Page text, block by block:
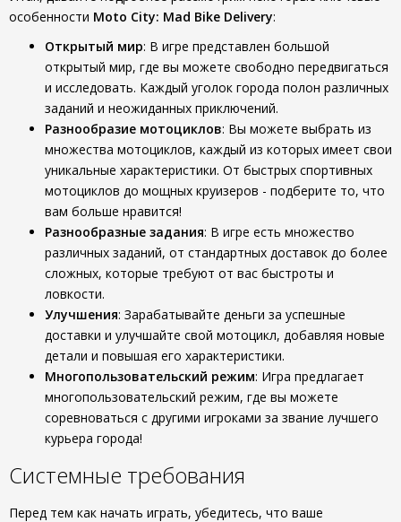
особенности Moto City: Mad Bike Delivery:
Открытый мир: В игре представлен большой
открытый мир, где вы можете свободно передвигаться
и исследовать. Каждый уголок города полон различных
заданий и неожиданных приключений.
Разнообразие мотоциклов: Вы можете выбрать из
множества мотоциклов, каждый из которых имеет свои
уникальные характеристики. От быстрых спортивных
мотоциклов до мощных круизеров - подберите то, что
вам больше нравится!
Разнообразные задания: В игре есть множество
различных заданий, от стандартных доставок до более
сложных, которые требуют от вас быстроты и
ловкости.
Улучшения: Зарабатывайте деньги за успешные
доставки и улучшайте свой мотоцикл, добавляя новые
детали и повышая его характеристики.
Многопользовательский режим: Игра предлагает
многопользовательский режим, где вы можете
соревноваться с другими игроками за звание лучшего
курьера города!
Системные требования
Перед тем как начать играть, убедитесь, что ваше